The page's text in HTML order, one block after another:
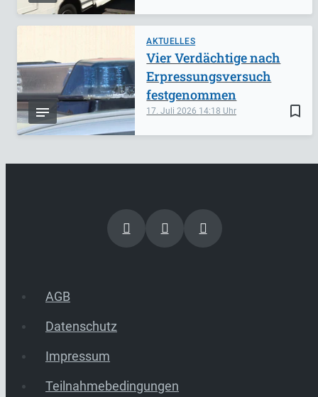
AKTUELLES
bookmark_border
17. Juli 2026 14:18
Vier Verdächtige nach
Erpressungsversuch
festgenommen
AGB
Datenschutz
Impressum
Teilnahmebedingungen